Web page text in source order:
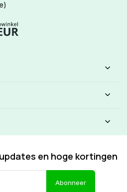
en hoge kortingen
Abonneer